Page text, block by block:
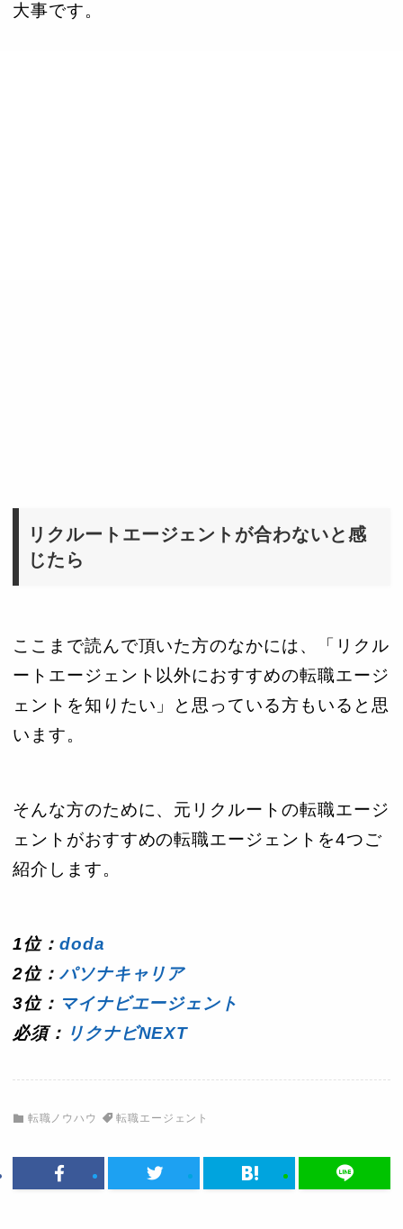
大事です。
リクルートエージェントが合わないと感
じたら
ここまで読んで頂いた方のなかには、「リクル
ートエージェント以外におすすめの転職エージ
ェントを知りたい」と思っている方もいると思
います。
そんな方のために、元リクルートの転職エージ
ェントがおすすめの転職エージェントを4つご
紹介します。
1位： doda
2位： パソナキャリア
3位： マイナビエージェント
必須： リクナビNEXT
転職ノウハウ 転職エージェント